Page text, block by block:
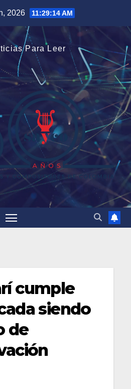
2026 11:29:14 AM
Para Leer
cumple
siendo
de